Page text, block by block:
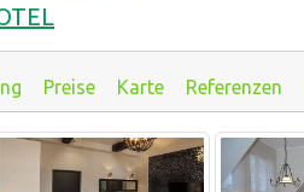
Preise Karte Referenzen